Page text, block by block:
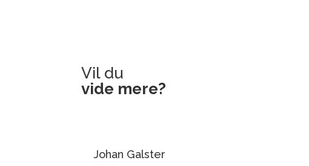
Vil du
vide mere?
Johan Galster